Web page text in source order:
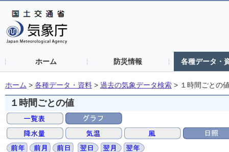
ホーム 防災情報 各種データ・
ホーム > 各種データ・資料 > 過去の気象データ検索 > １時間ごとの
１時間ごとの値